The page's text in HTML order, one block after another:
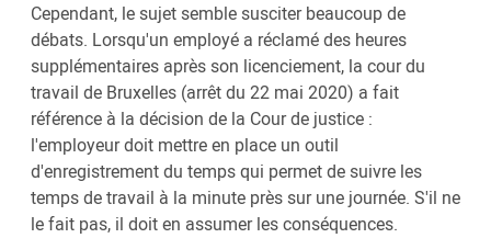
Cependant, le sujet semble susciter beaucoup de
débats. Lorsqu'un employé a réclamé des heures
supplémentaires après son licenciement, la cour du
travail de Bruxelles (arrêt du 22 mai 2020) a fait
référence à la décision de la Cour de justice :
l'employeur doit mettre en place un outil
d'enregistrement du temps qui permet de suivre les
temps de travail à la minute près sur une journée. S'il ne
le fait pas, il doit en assumer les conséquences.